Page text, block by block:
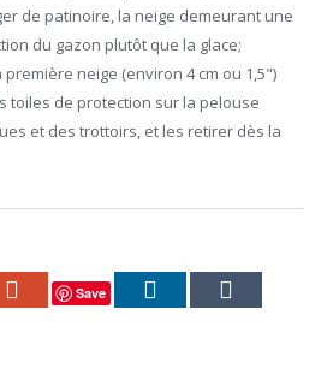
de patinoire, la neige demeurant une
du gazon plutôt que la glace;
neige (environ 4 cm ou 1,5")
toiles de protection sur la pelouse
et des trottoirs, et les retirer dès la
Google+
Save LinkedIn